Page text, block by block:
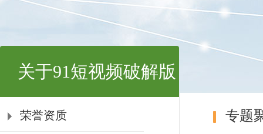
关于91短视频破解版
荣誉资质 专题